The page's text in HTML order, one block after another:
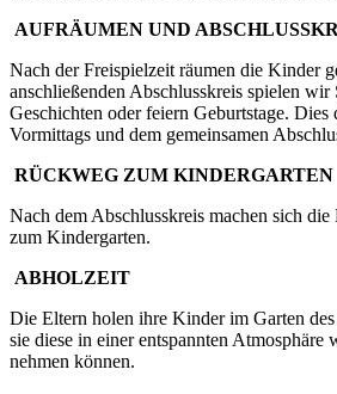
AUFRÄUMEN UND
Nach der Freispielzeit räumen die Kinder
anschließenden Abschlusskreis spielen wir
Geschichten oder feiern Geburtstage.
Vormittags und dem gemeinsamen
RÜCKWEG ZUM KINDERGARTEN
Nach dem Abschlusskreis machen sich
zum Kindergarten.
ABHOLZEIT
Die Eltern holen ihre Kinder im Garten
sie diese in einer entspannten Atmosphäre
nehmen können.